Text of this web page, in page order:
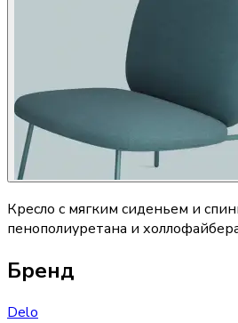
Кресло с мягким сиденьем и
пенополиуретана и
Бренд
Delo